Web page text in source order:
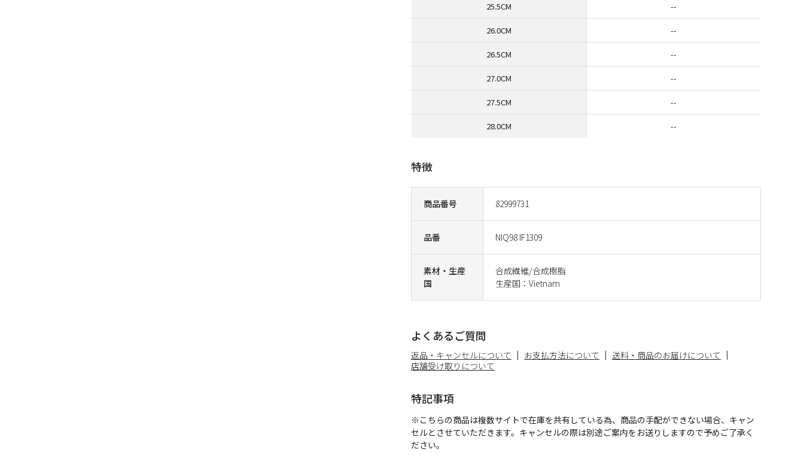
商品番号 82999731
品番 NIQ98 IF1309
素材・生産
国
合成繊維/合成樹脂
生産国：Vietnam
特徴
よくあるご質問
返品・キャンセルについて お支払方法について
送料・商品のお届けについて
店舗受け取りについて
特記事項
※こちらの商品は複数サイトで在庫を共有している為、商品の手配ができない場合、キャン
セルとさせていただきます。キャンセルの際は別途ご案内をお送りしますので予めご了承く
ださい。
25.5CM --
26.0CM --
26.5CM --
27.0CM --
27.5CM --
28.0CM --